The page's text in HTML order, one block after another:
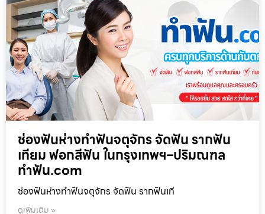
ช่องฟันห่างทำฟันจตุจักร จัดฟัน รากฟัน
เทียม ฟอกสีฟัน ในกรุงเทพฯ–ปริมณฑล
ทำฟัน.com
ช่องฟันห่างทำฟันจตุจักร จัดฟัน รากฟันเที
ดูเพิ่มเติม »